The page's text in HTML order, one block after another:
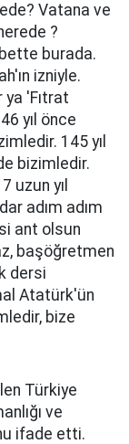
Vatana ve
?
burada.
izniyle.
ya 'Fıtrat
yıl önce
145 yıl
bizimledir.
uzun yıl
adım adım
ant olsun
başöğretmen
dersi
Atatürk'ün
bize
Türkiye
ve
ifade etti.